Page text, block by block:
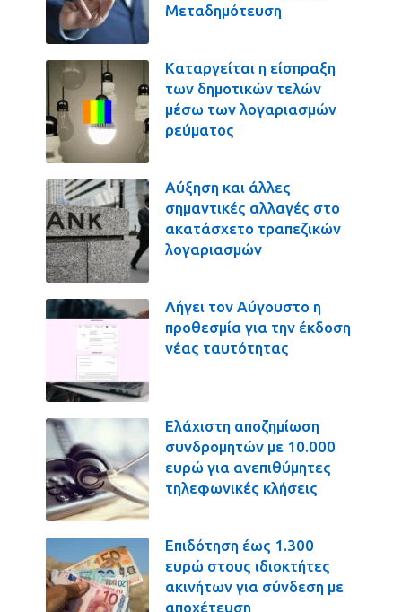
Μεταδημότευση
Καταργείται η είσπραξη
των δημοτικών τελών
μέσω των λογαριασμών
ρεύματος
Αύξηση και άλλες
σημαντικές αλλαγές στο
ακατάσχετο τραπεζικών
λογαριασμών
Λήγει τον Αύγουστο η
προθεσμία για την έκδοση
νέας ταυτότητας
Ελάχιστη αποζημίωση
συνδρομητών με 10.000
ευρώ για ανεπιθύμητες
τηλεφωνικές κλήσεις
Επιδότηση έως 1.300
ευρώ στους ιδιοκτήτες
ακινήτων για σύνδεση με
αποχέτευση